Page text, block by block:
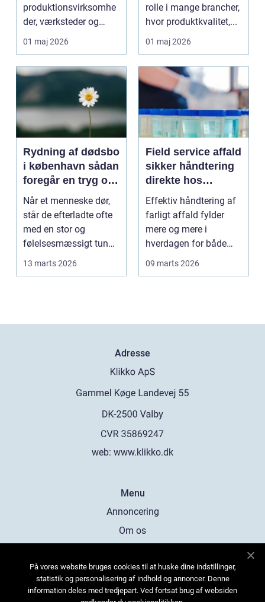
produktionsvirksomhe
der, værksteder og
autohuse. Den leverer
01 maj 2026
rolle i mange brancher,
hvor produktkvalitet,...
01 maj 2026
Rydning af dødsbo
i københavn sådan
foregår en tryg og
effektiv proces
Når et menneske dør,
står de efterladte ofte
med en stor og
følelsesmæssigt tung
opgave: at få rydde...
13 marts 2026
Field service affald
sikker håndtering
direkte hos
virksomheden
Effektiv håndtering af
farligt affald fylder
mere og mere i
hverdagen for både
produktionsvirksomhe
09 marts 2026
Adresse
web: www.klikko.dk
Menu
Annoncering
Om os
Kontakt os
Sitemap
På vores website bruges cookies til at huske dine indstillinger,
statistik og personalisering af indhold og annoncer. Denne
information deles med tredjepart. Ved fortsat brug af websiden